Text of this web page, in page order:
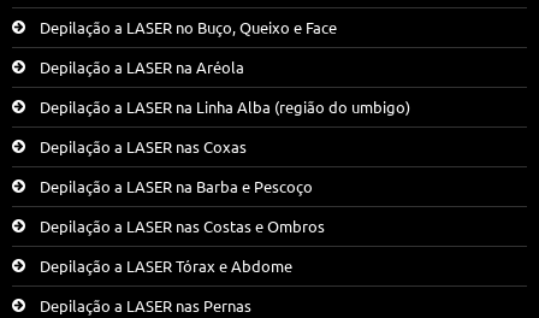
Depilação a LASER no Buço, Queixo e Face
Depilação a LASER na Aréola
Depilação a LASER na Linha Alba (região do umbigo)
Depilação a LASER nas Coxas
Depilação a LASER na Barba e Pescoço
Depilação a LASER nas Costas e Ombros
Depilação a LASER Tórax e Abdome
Depilação a LASER nas Pernas